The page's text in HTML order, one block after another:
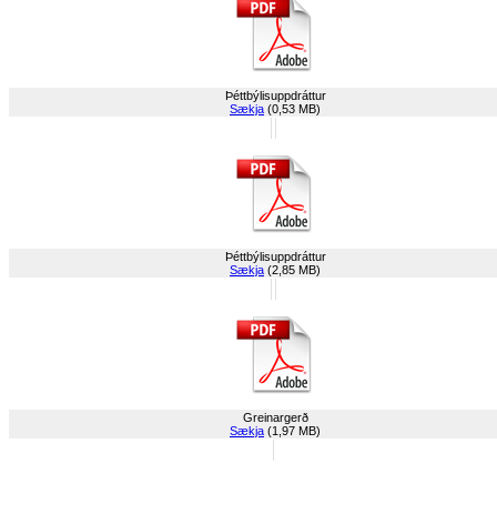
Þéttbýlisuppdráttur
Sækja (0,53 MB)
Þéttbýlisuppdráttur
Sækja (2,85 MB)
Greinargerð
Sækja (1,97 MB)